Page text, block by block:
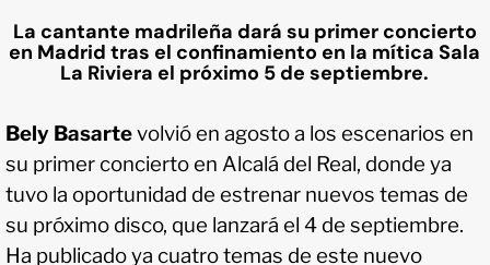
La cantante madrileña dará su primer concierto
en Madrid tras el confinamiento en la mítica Sala
La Riviera el próximo 5 de septiembre.
Bely Basartevolvió en agosto a los escenarios en
su primer concierto en Alcalá del Real, donde ya
tuvo la oportunidad de estrenar nuevos temas de
su próximo disco, que lanzará el 4 de septiembre.
Ha publicado ya cuatro temas de este nuevo